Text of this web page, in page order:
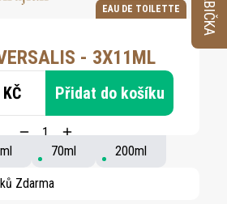
EAU DE TOILETTE
- 3X11ML
Přidat do košíku
70ml 200ml
Zdarma